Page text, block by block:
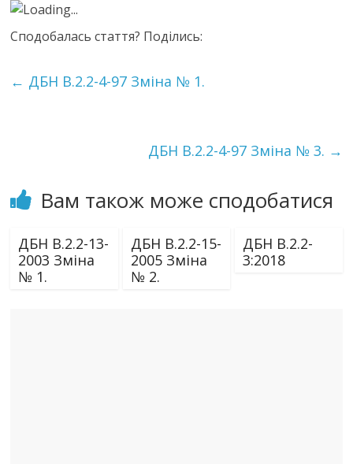
Loading...
Сподобалась стаття? Поділись:
← ДБН В.2.2-4-97 Зміна № 1.
ДБН В.2.2-4-97 Зміна № 3. →
Вам також може сподобатися
ДБН В.2.2-13-
2003 Зміна
№ 1.
ДБН В.2.2-15-
2005 Зміна
№ 2.
ДБН В.2.2-
3:2018